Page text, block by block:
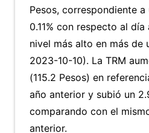
Pesos, correspondiente
0.11% con respecto al
nivel más alto en más de
2023-10-10). La TRM
(115.2 Pesos) en
año anterior y subió un
comparando con el
anterior.